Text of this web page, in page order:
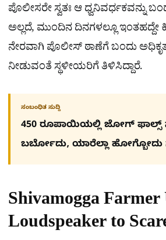
ಪೊಲೀಸರೇ ಸ್ವತಃ ಆ ಧ್ವನಿವರ್ಧಕವನ್ನು
ಅಲ್ಲದೆ, ಮುಂದಿನ ದಿನಗಳಲ್ಲೂ
ನೇರವಾಗಿ ಪೊಲೀಸ್ ಠಾಣೆಗೆ ಬಂದು
ನೀಡುವಂತೆ ಸ್ಥಳೀಯರಿಗೆ ತಿಳಿಸಿದ್ದಾರೆ.
ಸಂಬಂಧಿತ ಸುದ್ದಿ
450 ರೂಪಾಯಿಯಲ್ಲಿ ಜೋಗ್​ ಫಾಲ್ಸ್​
ಬರ್ಬೋದು, ಯಾರೆಲ್ಲಾ ಹೋಗ್ಬೋದು
Shivamogga Farmer
Loudspeaker to